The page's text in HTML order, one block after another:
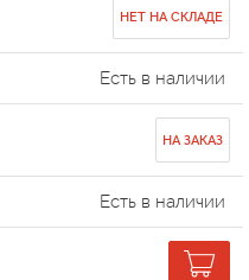
НЕТ НА СКЛАДЕ
Есть в наличии
НА ЗАКАЗ
Есть в наличии